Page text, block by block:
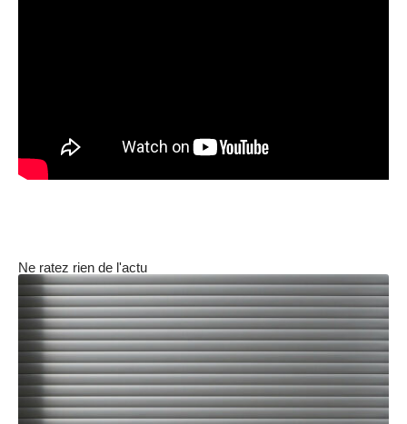
Ne ratez rien de l'actu